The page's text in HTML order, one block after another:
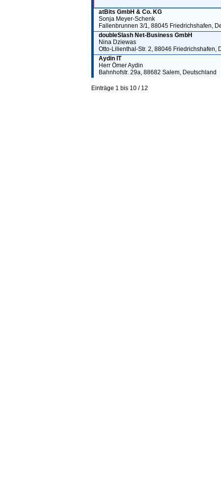
atBits GmbH & Co. KG
Sonja Meyer-Schenk
Fallenbrunnen 3/1, 88045 Friedrichshafen,
doubleSlash Net-Business GmbH
Nina Dziewas
Otto-Lilienthal-Str. 2, 88046 Friedrichshafen,
Aydin IT
Herr Ömer Aydin
Bahnhofstr. 29a, 88682 Salem, Deutschland
Einträge 1 bis 10 / 12